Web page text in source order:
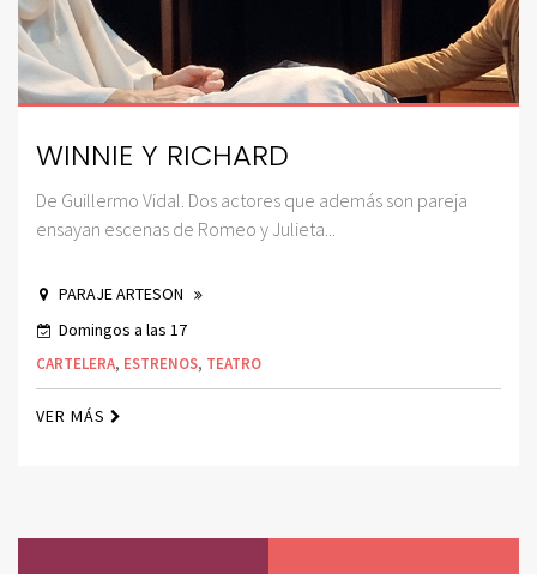
WINNIE Y RICHARD
De Guillermo Vidal. Dos actores que además son pareja
ensayan escenas de Romeo y Julieta...
PARAJE ARTESON
Domingos a las 17
CARTELERA, ESTRENOS, TEATRO
VER MÁS